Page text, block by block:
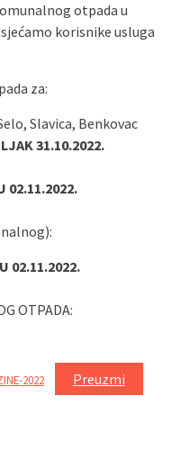
otpada u
korisnike usluga
za:
Slavica, Benkovac
31.10.2022.
02.11.2022.
02.11.2022.
OTPADA:
2022
Preuzmi